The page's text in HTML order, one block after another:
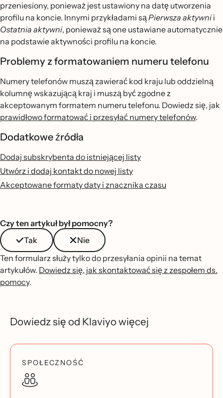
przeniesiony, ponieważ jest ustawiony na datę utworzenia
profilu na koncie. Innymi przykładami sąPierwsza aktywnii
Ostatnia aktywni, ponieważ są one ustawiane automatycznie
na podstawie aktywności profilu na koncie.
Problemy z formatowaniem numeru telefonu
Numery telefonów muszą zawierać kod kraju lub oddzielną
kolumnę wskazującą kraj i muszą być zgodne z
akceptowanym formatem numeru telefonu. Dowiedz się, jak
prawidłowo formatować i przesyłać numery telefonów.
Dodatkowe źródła
Dodaj subskrybenta do istniejącej listy
Utwórz i dodaj kontakt do nowej listy
Akceptowane formaty daty i znacznika czasu
Czy ten artykuł był pomocny?
Tak
Nie
Ten formularz służy tylko do przesyłania opinii na temat
artykułów. Dowiedz się, jak skontaktować się z zespołem ds.
pomocy.
Dowiedz się od Klaviyo więcej
SPOŁECZNOŚĆ